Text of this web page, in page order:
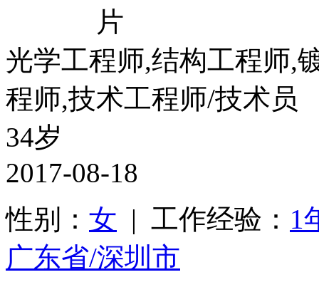
光学工程师,结构工程师,
程师,技术工程师/技术员
34岁
2017-08-18
性别： 女 | 工作经验： 1
广东省/深圳市